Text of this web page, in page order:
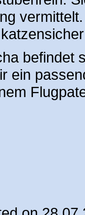
befindet
ein